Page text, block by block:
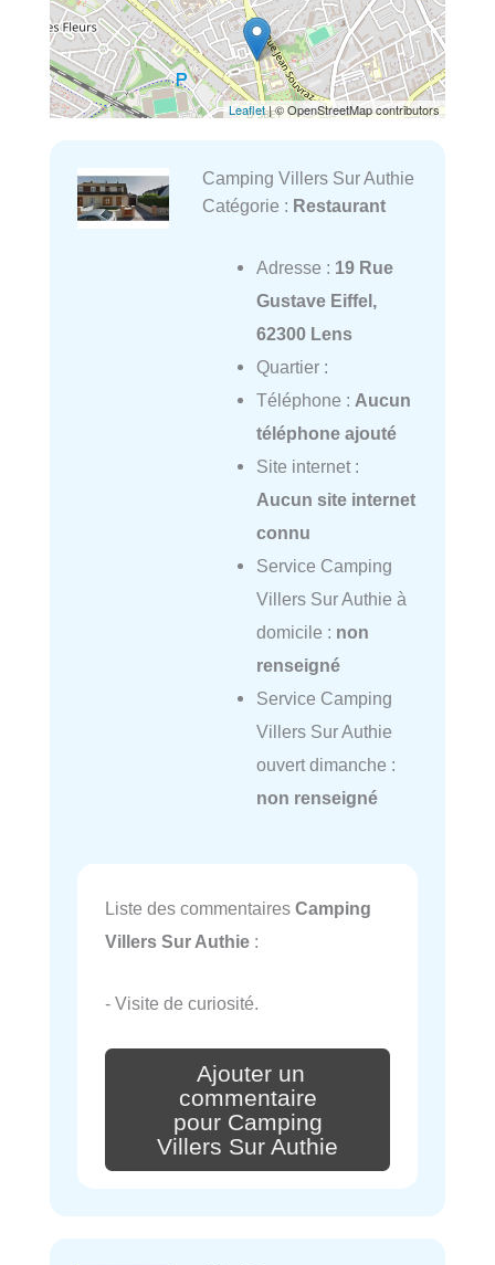
Leaflet| © OpenStreetMap contributors
Camping Villers Sur Authie
Catégorie : Restaurant
Adresse : 19 Rue
Gustave Eiffel,
62300 Lens
Quartier :
Téléphone : Aucun
téléphone ajouté
Site internet :
Aucun site internet
connu
Service Camping
Villers Sur Authie à
domicile : non
renseigné
Service Camping
Villers Sur Authie
ouvert dimanche :
non renseigné
Liste des commentaires Camping
Villers Sur Authie :
- Visite de curiosité.
Ajouter un
commentaire
pour Camping
Villers Sur Authie